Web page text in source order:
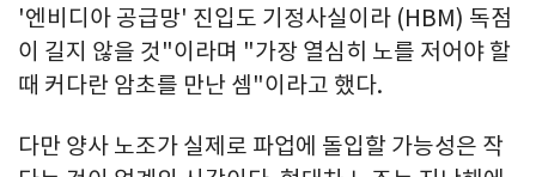
'엔비디아 공급망' 진입도 기정사실이라 (HBM) 독점
이 길지 않을 것"이라며 "가장 열심히 노를 저어야 할
때 커다란 암초를 만난 셈"이라고 했다.
다만 양사 노조가 실제로 파업에 돌입할 가능성은 작